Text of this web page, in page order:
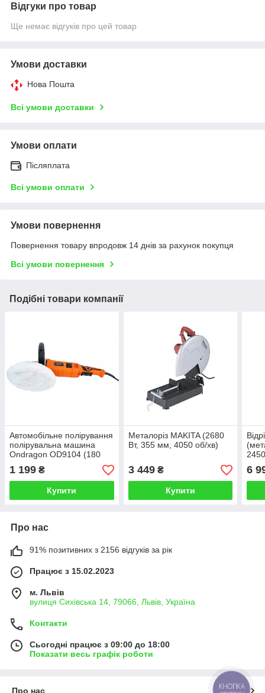
Відгуки про товар
Ще немає відгуків про цей товар
Умови доставки
Нова Пошта
Всі умови доставки
Умови оплати
Післяплата
Всі умови оплати
Умови повернення
Повернення товару впродовж 14 днів за рахунок покупця
Всі умови повернення
Подібні товари компанії
Автомобільне полірування
полірувальна машина
Ondragon OD9104 (180
мм / 2700 Вт / 3500 об/хв)
1 199 ₴
Купити
Металоріз MAKITA (2680
Вт, 355 мм, 4050 об/хв)
3 449₴
Купити
6
Про нас
91% позитивних з 2156 відгуків за рік
Працює з 15.02.2023
м. Львів
вулиця Сихівська 14, 79066, Львів, Україна
Контакти
Сьогодні працює з 09:00 до 18:00
Показати весь графік роботи
Про нас
КНОПКА